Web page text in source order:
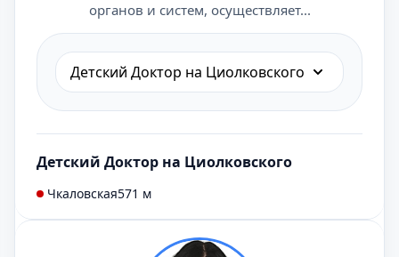
органов и систем, осуществляет...
Детский Доктор на Циолковского
Детский Доктор на Циолковского
Чкаловская571 м